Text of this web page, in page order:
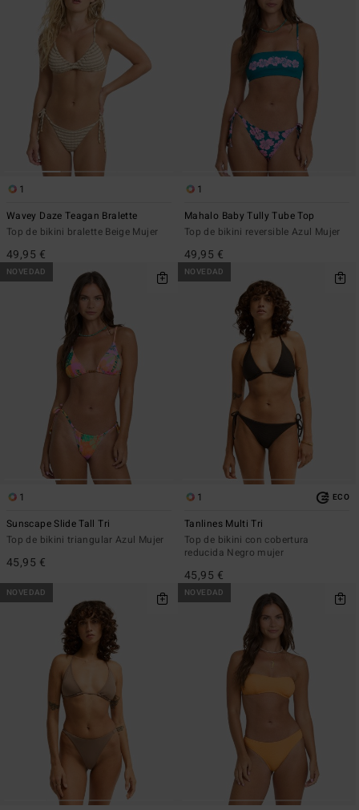
1
Wavey Daze Teagan Bralette
Top de bikini bralette Beige Mujer
49,95 €
1
Mahalo Baby Tully Tube Top
Top de bikini reversible Azul Mujer
49,95 €
NOVEDAD
1
Sunscape Slide Tall Tri
Top de bikini triangular Azul Mujer
45,95 €
NOVEDAD
1 ECO
Tanlines Multi Tri
Top de bikini con cobertura
reducida Negro mujer
45,95 €
NOVEDAD NOVEDAD